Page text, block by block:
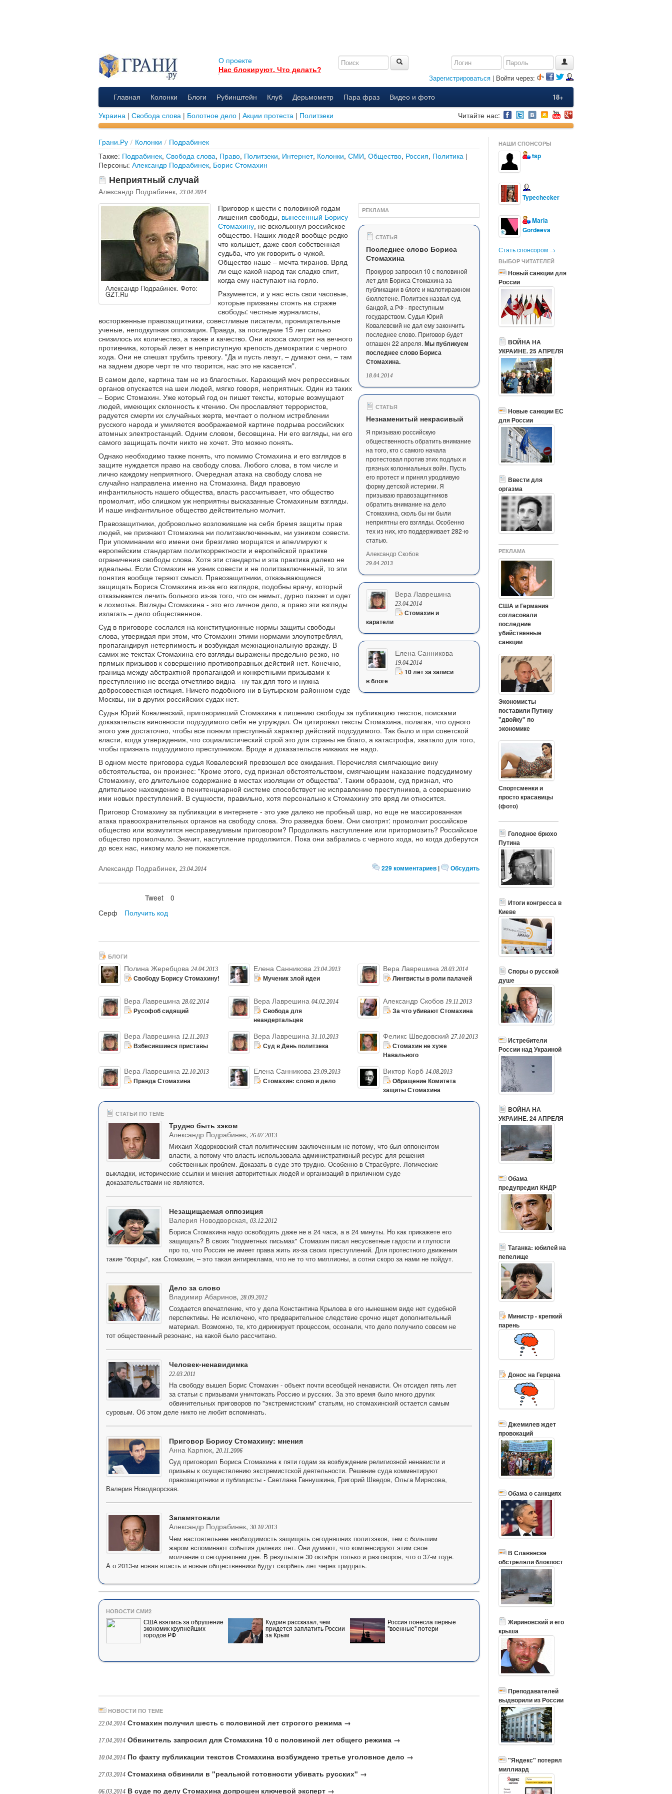
О проекте
Нас блокируют. Что делать?
Зарегистрироваться | Войти через:
18+
Главная Колонки Блоги Рубинштейн Клуб Дерьмометр Пара фраз
Видео и фото
Украина | Свобода слова | Болотное дело | Акции протеста | Политзеки Читайте нас:
Грани.Ру / Колонки / Подрабинек
Также: Подрабинек, Свобода слова, Право, Политзеки, Интернет, Колонки, СМИ, Общество, Россия, Политика |
Персоны: Александр Подрабинек, Борис Стомахин
Неприятный случай
Александр Подрабинек, 23.04.2014
Александр Подрабинек. Фото:
GZT.Ru
РЕКЛАМА
СТАТЬЯ
Последнее слово Бориса
Стомахина
Прокурор запросил 10 с половиной
лет для Бориса Стомахина за
публикации в блоге и малотиражном
бюллетене. Политзек назвал суд
бандой, а РФ - преступным
государством. Судья Юрий
Ковалевский не дал ему закончить
последнее слово. Приговор будет
оглашен 22 апреля.Мы публикуем
последнее слово Бориса
Стомахина.
18.04.2014
СТАТЬЯ
Незнаменитый некрасивый
Я призываю российскую
общественность обратить внимание
на того, кто с самого начала
протестовал против этих подлых и
грязных колониальных войн. Пусть
его протест и принял уродливую
форму детской истерики. Я
призываю правозащитников
обратить внимание на дело
Стомахина, сколь бы ни были
неприятны его взгляды. Особенно
тех из них, кто поддерживает 282-ю
статью.
Александр Скобов
29.04.2013
Вера Лаврешина
23.04.2014
Стомахин и
каратели
Елена Санникова
19.04.2014
10 лет за записи
в блоге
Приговор к шести с половиной годам
лишения свободы, вынесенный Борису
Стомахину, не всколыхнул российское
общество. Наших людей вообще редко
что колышет, даже своя собственная
судьба, что уж говорить о чужой.
Общество наше – мечта тиранов. Вряд
ли еще какой народ так сладко спит,
когда ему наступают на горло.
Разумеется, и у нас есть свои часовые,
которые призваны стоять на страже
свободы: честные журналисты,
восторженные правозащитники, совестливые писатели, проницательные
ученые, неподкупная оппозиция. Правда, за последние 15 лет сильно
снизилось их количество, а также и качество. Они искоса смотрят на вечного
противника, который лезет в неприступную крепость демократии с черного
хода. Они не спешат трубить тревогу. "Да и пусть лезут, – думают они, – там
на заднем дворе черт те что творится, нас это не касается".
В самом деле, картина там не из благостных. Карающий меч репрессивных
органов опускается на шеи людей, мягко говоря, неприятных. Один из таких
– Борис Стомахин. Уже который год он пишет тексты, которые возмущают
людей, имеющих склонность к чтению. Он прославляет террористов,
радуется смерти их случайных жертв, мечтает о полном истреблении
русского народа и умиляется воображаемой картине подрыва российских
атомных электростанций. Одним словом, бесовщина. Ни его взгляды, ни его
самого защищать почти никто не хочет. Это можно понять.
Однако необходимо также понять, что помимо Стомахина и его взглядов в
защите нуждается право на свободу слова. Любого слова, в том числе и
лично каждому неприятного. Очередная атака на свободу слова не
случайно направлена именно на Стомахина. Видя правовую
инфантильность нашего общества, власть рассчитывает, что общество
промолчит, ибо слишком уж неприятны высказанные Стомахиным взгляды.
И наше инфантильное общество действительно молчит.
Правозащитники, добровольно возложившие на себя бремя защиты прав
людей, не признают Стомахина ни политзаключенным, ни узником совести.
При упоминании его имени они брезгливо морщатся и апеллируют к
европейским стандартам политкорректности и европейской практике
ограничения свободы слова. Хотя эти стандарты и эта практика далеко не
идеальны. Если Стомахин не узник совести и не политзаключенный, то эти
понятия вообще теряют смысл. Правозащитники, отказывающиеся
защищать Бориса Стомахина из-за его взглядов, подобны врачу, который
отказывается лечить больного из-за того, что он немыт, дурно пахнет и одет
в лохмотья. Взгляды Стомахина - это его личное дело, а право эти взгляды
излагать – дело общественное.
Суд в приговоре сослался на конституционные нормы защиты свободы
слова, утверждая при этом, что Стомахин этими нормами злоупотреблял,
пропагандируя нетерпимость и возбуждая межнациональную вражду. В
самих же текстах Стомахина его взгляды выражены предельно резко, но
прямых призывов к совершению противоправных действий нет. Конечно,
граница между абстрактной пропагандой и конкретными призывами к
преступлению не всегда отчетливо видна - ну так для того и нужна
добросовестная юстиция. Ничего подобного ни в Бутырском районном суде
Москвы, ни в других российских судах нет.
Судья Юрий Ковалевский, приговоривший Стомахина к лишению свободы за публикацию текстов, поисками
доказательств виновности подсудимого себя не утруждал. Он цитировал тексты Стомахина, полагая, что одного
этого уже достаточно, чтобы все поняли преступный характер действий подсудимого. Так было и при советской
власти, когда утверждения, что социалистический строй это для страны не благо, а катастрофа, хватало для того,
чтобы признать подсудимого преступником. Вроде и доказательств никаких не надо.
В одном месте приговора судья Ковалевский превзошел все ожидания. Перечисляя смягчающие вину
обстоятельства, он произнес: "Кроме этого, суд признал обстоятельством, смягчающим наказание подсудимому
Стомахину, его длительное содержание в местах изоляции от общества". Таким образом, суд признал, что
длительное нахождение в пенитенциарной системе способствует не исправлению преступников, а совершению
ими новых преступлений. В сущности, правильно, хотя персонально к Стомахину это вряд ли относится.
Приговор Стомахину за публикации в интернете - это уже далеко не пробный шар, но еще не массированная
атака правоохранительных органов на свободу слова. Это разведка боем. Они смотрят: промолчит российское
общество или возмутится несправедливым приговором? Продолжать наступление или притормозить? Российское
общество промолчало. Значит, наступление продолжится. Пока они забрались с черного хода, но когда доберутся
до всех нас, никому мало не покажется.
229 комментариев | Обсудить
Александр Подрабинек, 23.04.2014
Tweet
0
Серф
Получить код
БЛОГИ
Полина Жеребцова 24.04.2013
Свободу Борису Стомахину!
Елена Санникова 23.04.2013
Мученик злой идеи
Вера Лаврешина 28.03.2014
Лингвисты в роли палачей
Вера Лаврешина 28.02.2014
Русофоб сидящий
Вера Лаврешина 04.02.2014
Свобода для
неандертальцев
Александр Скобов 19.11.2013
За что убивают Стомахина
Вера Лаврешина 12.11.2013
Взбесившиеся приставы
Вера Лаврешина 31.10.2013
Суд в День политзека
Феликс Шведовский 27.10.2013
Стомахин не хуже
Навального
Вера Лаврешина 22.10.2013
Правда Стомахина
Елена Санникова 23.09.2013
Стомахин: слово и дело
Виктор Корб 14.08.2013
Обращение Комитета
защиты Стомахина
СТАТЬИ ПО ТЕМЕ
Трудно быть зэком
Александр Подрабинек, 26.07.2013
Михаил Ходорковский стал политическим заключенным не потому, что был оппонентом
власти, а потому что власть использовала административный ресурс для решения
собственных проблем. Доказать в суде это трудно. Особенно в Страсбурге. Логические
выкладки, исторические ссылки и мнения авторитетных людей и организаций в приличном суде
доказательствами не являются.
Незащищаемая оппозиция
Валерия Новодворская, 03.12.2012
Бориса Стомахина надо освободить даже не в 24 часа, а в 24 минуты. Но как прикажете его
защищать? В своих "подметных письмах" Стомахин писал несусветные гадости и глупости
про то, что Россия не имеет права жить из-за своих преступлений. Для протестного движения
такие "борцы", как Стомахин, – это такая антиреклама, что не то что миллионы, а сотни скоро за нами не пойдут.
Дело за слово
Владимир Абаринов, 28.09.2012
Создается впечатление, что у дела Константина Крылова в его нынешнем виде нет судебной
перспективы. Не исключено, что предварительное следствие срочно ищет дополнительный
материал. Возможно, те, кто дирижирует процессом, осознали, что дело получило совсем не
тот общественный резонанс, на какой было рассчитано.
Человек-ненавидимка
22.03.2011
На свободу вышел Борис Стомахин - объект почти всеобщей ненависти. Он отсидел пять лет
за статьи с призывами уничтожать Россию и русских. За это время было много других
обвинительных приговоров по "экстремистским" статьям, но стомахинский остается самым
суровым. Об этом деле никто не любит вспоминать.
Приговор Борису Стомахину: мнения
Анна Карпюк, 20.11.2006
Cуд приговорил Бориса Стомахина к пяти годам за возбуждение религиозной ненависти и
призывы к осуществлению экстремистской деятельности. Решение суда комментируют
правозащитники и публицисты - Светлана Ганнушкина, Григорий Шведов, Ольга Мирясова,
Валерия Новодворская.
Запамятовали
Александр Подрабинек, 30.10.2013
Чем настоятельнее необходимость защищать сегодняшних политзэков, тем с большим
жаром вспоминают события далеких лет. Они думают, что компенсируют этим свое
молчание о сегодняшнем дне. В результате 30 октября только и разговоров, что о 37-м годе.
А о 2013-м новая власть и новые общественники будут скорбеть лет через тридцать.
НОВОСТИ СМИ2
США взялись за обрушение
экономик крупнейших
городов РФ
Кудрин рассказал, чем
придется заплатить России
за Крым
Россия понесла первые
"военные" потери
НОВОСТИ ПО ТЕМЕ
22.04.2014 Стомахин получил шесть с половиной лет строгого режима →
17.04.2014 Обвинитель запросил для Стомахина 10 с половиной лет общего режима →
10.04.2014 По факту публикации текстов Стомахина возбуждено третье уголовное дело →
27.03.2014 Стомахина обвинили в "реальной готовности убивать русских" →
06.03.2014 В суде по делу Стомахина допрошен ключевой эксперт →
НАШИ СПОНСОРЫ
tsp
Typechecker
Maria
Gordeeva
Стать спонсором →
ВЫБОР ЧИТАТЕЛЕЙ
Новый санкции для
России
ВОЙНА НА
УКРАИНЕ. 25 АПРЕЛЯ
Новые санкции ЕС
для России
Ввести для
оргазма
РЕКЛАМА
США и Германия
согласовали
последние
убийственные
санкции
Экономисты
поставили Путину
"двойку" по
экономике
Спортсменки и
просто красавицы
(фото)
Голодное брюхо
Путина
Итоги конгресса в
Киеве
Споры о русской
душе
Истребители
России над Украиной
ВОЙНА НА
УКРАИНЕ. 24 АПРЕЛЯ
Обама
предупредил КНДР
Таганка: юбилей на
пепелище
Министр - крепкий
парень
Донос на Герцена
Джемилев ждет
провокаций
Обама о санкциях
В Славянске
обстреляли блокпост
Жириновский и его
крыша
Преподавателей
выдворили из России
"Яндекс" потерял
миллиард